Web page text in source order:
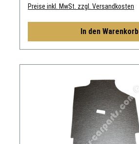
Preise inkl. MwSt. zzgl. Versandkosten
In den Warenkorb